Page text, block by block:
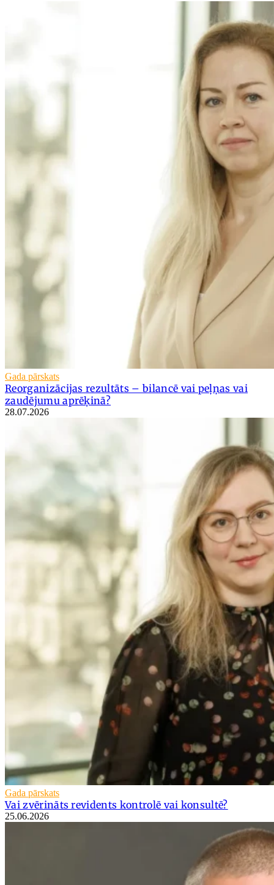
Gada pārskats
Reorganizācijas rezultāts – bilancē vai peļņas vai
zaudējumu aprēķinā?
28.07.2026
Gada pārskats
Vai zvērināts revidents kontrolē vai konsultē?
25.06.2026